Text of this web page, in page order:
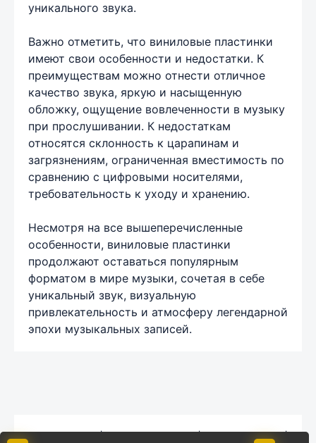
уникального звука.
Важно отметить, что виниловые пластинки
имеют свои особенности и недостатки. К
преимуществам можно отнести отличное
качество звука, яркую и насыщенную
обложку, ощущение вовлеченности в музыку
при прослушивании. К недостаткам
относятся склонность к царапинам и
загрязнениям, ограниченная вместимость по
сравнению с цифровыми носителями,
требовательность к уходу и хранению.
Несмотря на все вышеперечисленные
особенности, виниловые пластинки
продолжают оставаться популярным
форматом в мире музыки, сочетая в себе
уникальный звук, визуальную
привлекательность и атмосферу легендарной
эпохи музыкальных записей.
Комментарии